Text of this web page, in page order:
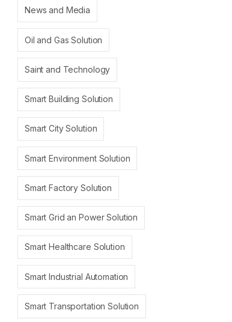
News and Media
Oil and Gas Solution
Saint and Technology
Smart Building Solution
Smart City Solution
Smart Environment Solution
Smart Factory Solution
Smart Grid an Power Solution
Smart Healthcare Solution
Smart Industrial Automation
Smart Transportation Solution